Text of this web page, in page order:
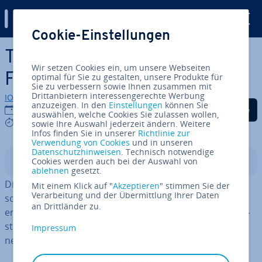
Zum Haupt­in­halt springen
TYPO3 Form: Einfach
Formulare in TYPO3 anlegen
IONOS Redaktion
21.10.2024
9 mins
Auf Facebook teilen
Auf Twitter teilen
Auf LinkedIn
In­halts­ver­zeich­nis
Die TYPO3-Er­wei­te­rung Form wird genutzt, um un­ter­
schied­li­che Formulare für eine TYPO3-Website zu
erstellen. Nut­ze­rin­nen und Nutzer können dabei auf be­
stehen­de Templates zu­rück­grei­fen oder ein komplett
neues Formular anlegen.
Cookie-Einstellungen
Wir setzen Cookies ein, um unsere Webseiten
optimal für Sie zu gestalten, unsere Produkte für
Sie zu verbessern sowie Ihnen zusammen mit
Drittanbietern interessengerechte Werbung
anzuzeigen. In den Einstellungen können Sie
auswählen, welche Cookies Sie zulassen wollen,
sowie Ihre Auswahl jederzeit ändern. Weitere
Infos finden Sie in unserer Richtlinie zur
Verwendung von Cookies und in unseren
Datenschutzhinweisen. Technisch notwendige
Cookies werden auch bei der Auswahl von
ablehnen gesetzt.
Mit einem Klick auf "Akzeptieren" stimmen Sie der
Verarbeitung und der Übermittlung Ihrer Daten
an Drittländer zu.
Impressum